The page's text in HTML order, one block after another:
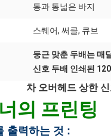
통과 통넓은 바지
스퀘어, 써클, 큐브
둥근 맞춘 두배는 매
신호 두배 인쇄된
차 오버헤드 상한
의 프린팅
출력하는 것 :